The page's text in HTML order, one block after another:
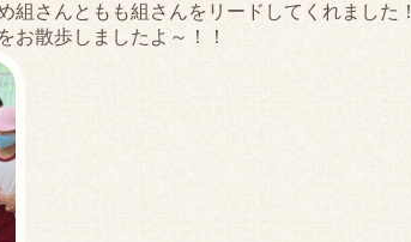
組さんともも組さんをリードしてくれました！
お散歩しましたよ～！！